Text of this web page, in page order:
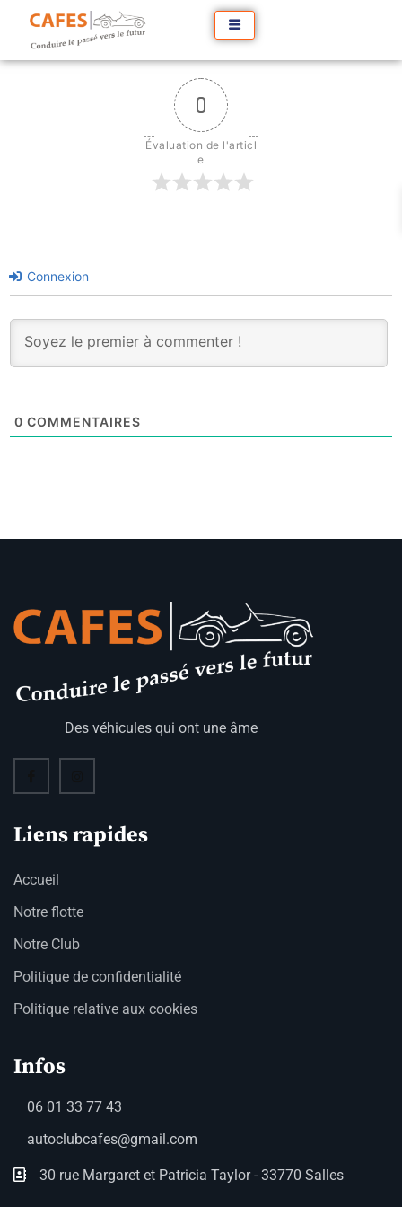
0
Évaluation de l'articl
e
Connexion
0 COMMENTAIRES
Des véhicules qui ont une âme
Liens rapides
Accueil
Notre flotte
Notre Club
Politique de confidentialité
Politique relative aux cookies
Infos
06 01 33 77 43
autoclubcafes@gmail.com
30 rue Margaret et Patricia Taylor - 33770 Salles